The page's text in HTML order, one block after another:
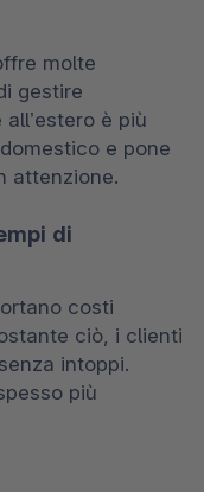
molte
gestire
è più
e pone
attenzione.
di
costi
ciò, i clienti
intoppi.
più